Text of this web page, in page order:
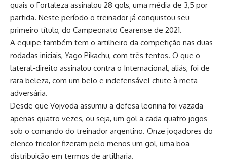
quais o Fortaleza assinalou 28 gols, uma média de 3,5 por
partida. Neste período o treinador já conquistou seu
primeiro título, do Campeonato Cearense de 2021.
A equipe também tem o artilheiro da competição nas duas
rodadas iniciais, Yago Pikachu, com três tentos. O que o
lateral-direito assinalou contra o Internacional, aliás, foi de
rara beleza, com um belo e indefensável chute à meta
adversária.
Desde que Vojvoda assumiu a defesa leonina foi vazada
apenas quatro vezes, ou seja, um gol a cada quatro jogos
sob o comando do treinador argentino. Onze jogadores do
elenco tricolor fizeram pelo menos um gol, uma boa
distribuição em termos de artilharia.